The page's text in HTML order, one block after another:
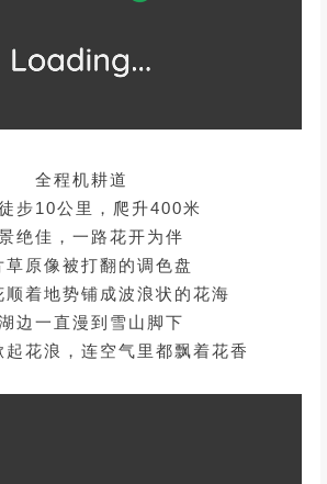
全程机耕道
徒步10公里，爬升400米
绝佳，一路花开为伴
草原像被打翻的调色盘
顺着地势铺成波浪状的花海
起花浪，连空气里都飘着花香